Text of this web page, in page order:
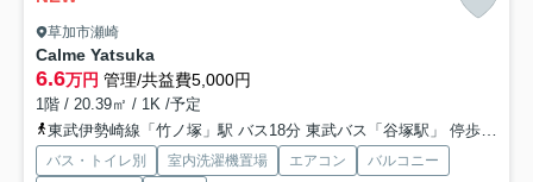
草加市瀬崎
Calme Yatsuka
6.6万円 管理/共益費5,000円
1階 / 20.39㎡ / 1K /予定
東武伊勢崎線「竹ノ塚」駅 バス18分 東武バス「谷塚駅」 停歩8分
バス・トイレ別 室内洗濯機置場 エアコン
バルコニー